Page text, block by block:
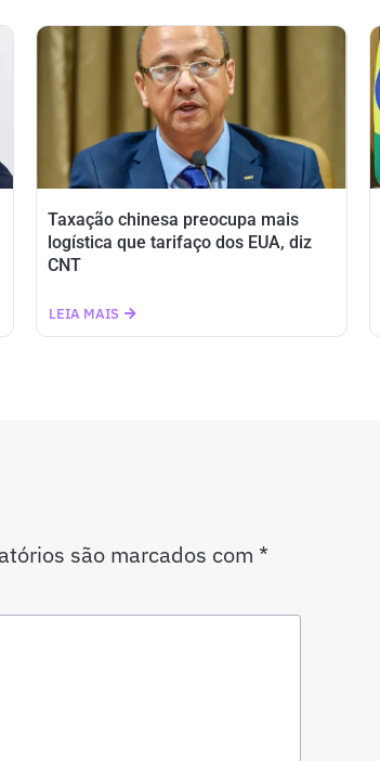
Taxação chinesa preocupa mais
logística que tarifaço dos EUA, diz
CNT
LEIA MAIS
são marcados com *